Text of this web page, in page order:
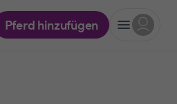
Pferd hinzufügen